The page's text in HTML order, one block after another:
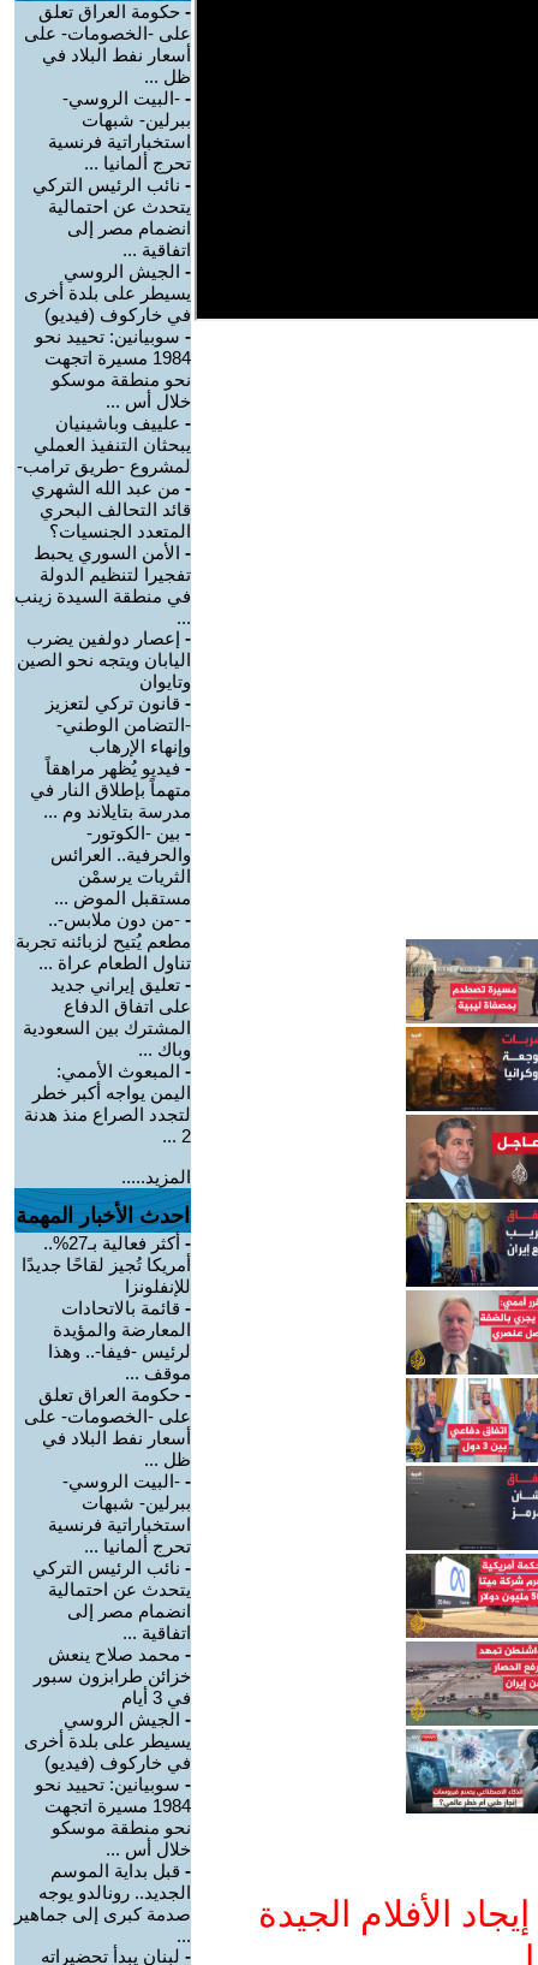
الأفلام الجيدة
- حكومة العراق تعلق
على -الخصومات- على
أسعار نفط البلاد في
ظل ...
- -البيت الروسي-
ببرلين- شبهات
استخباراتية فرنسية
تحرج ألمانيا ...
- نائب الرئيس التركي
يتحدث عن احتمالية
انضمام مصر إلى
اتفاقية ...
- الجيش الروسي
يسيطر على بلدة أخرى
في خاركوف (فيديو)
- سوبيانين: تحييد نحو
1984 مسيرة اتجهت
نحو منطقة موسكو
خلال أس ...
- علييف وباشينيان
يبحثان التنفيذ العملي
لمشروع -طريق ترامب-
- من عبد الله الشهري
قائد التحالف البحري
المتعدد الجنسيات؟
- الأمن السوري يحبط
تفجيرا لتنظيم الدولة
في منطقة السيدة زينب
...
- إعصار دولفين يضرب
اليابان ويتجه نحو الصين
وتايوان
- قانون تركي لتعزيز
-التضامن الوطني-
وإنهاء الإرهاب
- فيديو يُظهر مراهقاً
متهماً بإطلاق النار في
مدرسة بتايلاند وم ...
- بين -الكوتور-
والحرفية.. العرائس
الثريات يرسمْن
مستقبل الموض ...
- -من دون ملابس-..
مطعم يُتيح لزبائنه تجربة
تناول الطعام عراة ...
- تعليق إيراني جديد
على اتفاق الدفاع
المشترك بين السعودية
وباك ...
- المبعوث الأممي:
اليمن يواجه أكبر خطر
لتجدد الصراع منذ هدنة
2 ...
المزيد.....
احدث الأخبار المهمة
-
أكثر فعالية بـ27%..
أمريكا تُجيز لقاحًا جديدًا
للإنفلونزا
- قائمة بالاتحادات
المعارضة والمؤيدة
لرئيس -فيفا-.. وهذا
موقف ...
- حكومة العراق تعلق
على -الخصومات- على
أسعار نفط البلاد في
ظل ...
- -البيت الروسي-
ببرلين- شبهات
استخباراتية فرنسية
تحرج ألمانيا ...
- نائب الرئيس التركي
يتحدث عن احتمالية
انضمام مصر إلى
اتفاقية ...
- محمد صلاح ينعش
خزائن طرابزون سبور
في 3 أيام
- الجيش الروسي
يسيطر على بلدة أخرى
في خاركوف (فيديو)
- سوبيانين: تحييد نحو
1984 مسيرة اتجهت
نحو منطقة موسكو
خلال أس ...
- قبل بداية الموسم
الجديد.. رونالدو يوجه
صدمة كبرى إلى جماهير
...
- لبنان يبدأ تحضيراته